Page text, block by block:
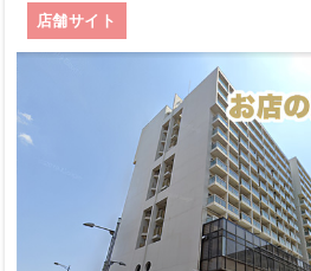
店舗サイト